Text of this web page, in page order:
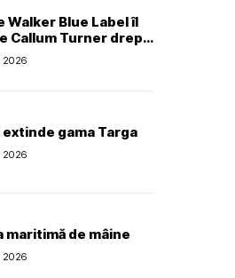
Walker Blue Label îl
Callum Turner drept
global al
2026
gama Targa
2026
maritimă de mâine
2026